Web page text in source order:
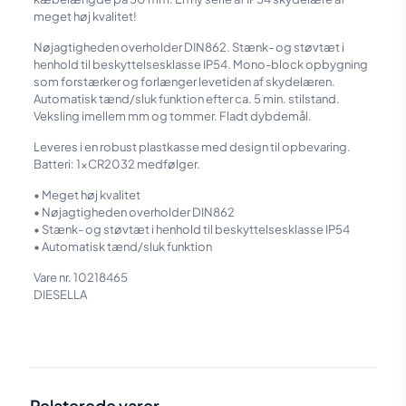
meget høj kvalitet!
Nøjagtigheden overholder DIN862. Stænk- og støvtæt i
henhold til beskyttelsesklasse IP54. Mono-block opbygning
som forstærker og forlænger levetiden af skydelæren.
Automatisk tænd/sluk funktion efter ca. 5 min. stilstand.
Veksling imellem mm og tommer. Fladt dybdemål.
Leveres i en robust plastkasse med design til opbevaring.
Batteri: 1xCR2032 medfølger.
• Meget høj kvalitet
• Nøjagtigheden overholder DIN862
• Stænk- og støvtæt i henhold til beskyttelsesklasse IP54
• Automatisk tænd/sluk funktion
Vare nr. 10218465
DIESELLA